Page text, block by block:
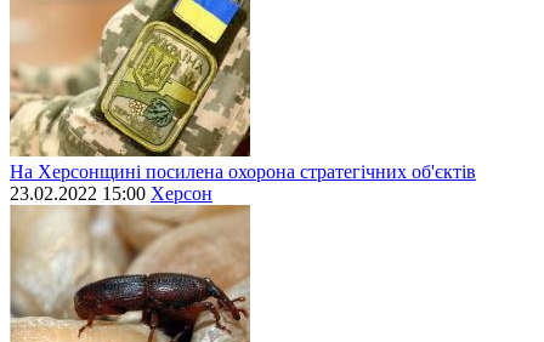
На Херсонщині посилена охорона стратегічних об'єктів
23.02.2022 15:00 Херсон